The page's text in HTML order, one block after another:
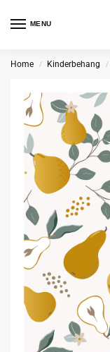
MENU
Home / Kinderbehang /